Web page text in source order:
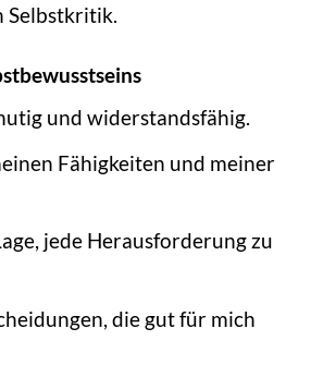
Selbstkritik.
und widerstandsfähig.
Fähigkeiten und meiner
jede Herausforderung zu
die gut für mich